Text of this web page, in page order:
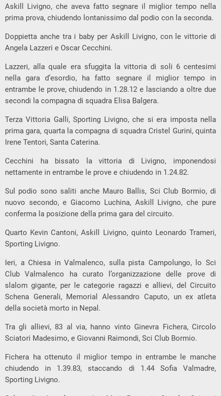
Askill Livigno, che aveva fatto segnare il miglior tempo nella
prima prova, chiudendo lontanissimo dal podio con la seconda.
Doppietta anche tra i baby per Askill Livigno, con le vittorie di
Angela Lazzeri e Oscar Cecchini.
Lazzeri, alla quale era sfuggita la vittoria di soli 6 centesimi
nella gara d’esordio, ha fatto segnare il miglior tempo in
entrambe le prove, chiudendo in 1.28.12 e lasciando a oltre due
secondi la compagna di squadra Elisa Balgera.
Terza Vittoria Galli, Sporting Livigno, che si era imposta nella
prima gara, quarta la compagna di squadra Cristel Gurini, quinta
Irene Tentori, Santa Caterina.
Cecchini ha bissato la vittoria di Livigno, imponendosi
nettamente in entrambe le prove e chiudendo in 1.24.82.
Sul podio sono saliti anche Mauro Ballis, Sci Club Bormio, di
nuovo secondo, e Giacomo Luchina, Askill Livigno, che pure
conferma la posizione della prima gara del circuito.
Quarto Kevin Cantoni, Askill Livigno, quinto Leonardo Trameri,
Sporting Livigno.
Ieri, a Chiesa in Valmalenco, sulla pista Campolungo, lo Sci
Club Valmalenco ha curato l’organizzazione delle prove di
slalom gigante, per le categorie ragazzi e allievi, del Circuito
Schena Generali, Memorial Alessandro Caputo, un ex atleta
della società morto in Nepal.
Tra gli allievi, 83 al via, hanno vinto Ginevra Fichera, Circolo
Sciatori Madesimo, e Giovanni Raimondi, Sci Club Bormio.
Fichera ha ottenuto il miglior tempo in entrambe le manche
chiudendo in 1.39.83, staccando di 1.44 Sofia Valmadre,
Sporting Livigno.